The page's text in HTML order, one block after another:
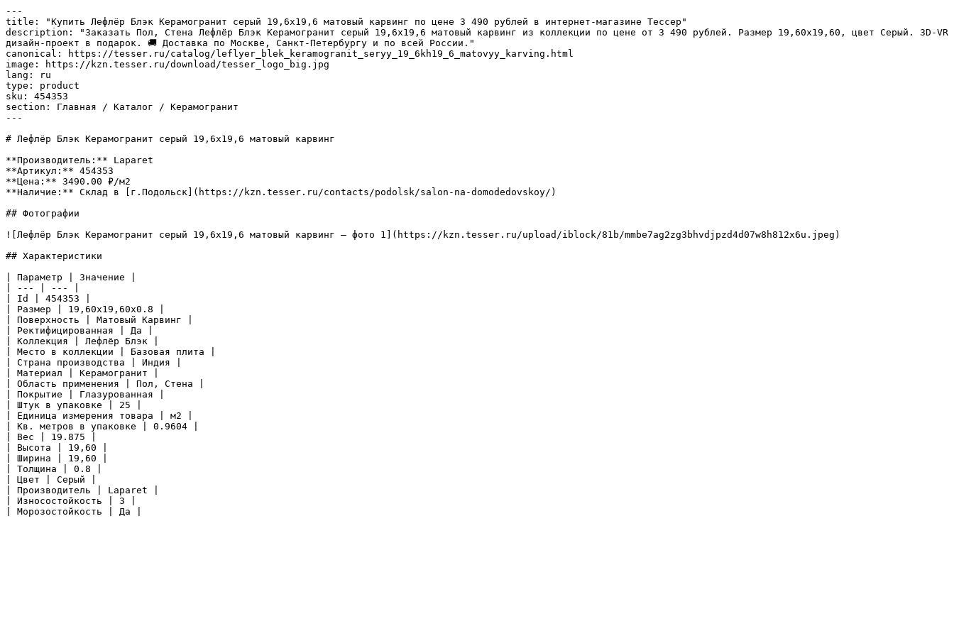
---
title: "Купить Лефлёр Блэк Керамогранит серый 19,6х19,6 матовый карвинг по цене 3 490 рублей в интернет-магазине Тессер"
description: "Заказать Пол, Стена Лефлёр Блэк Керамогранит серый 19,6х19,6 матовый карвинг из коллекции по цене от 3 490 рублей. Размер 19,60x19,60, цвет Серый. 3D-VR
дизайн-проект в подарок. 🚚 Доставка по Москве, Санкт-Петербургу и по всей России."
canonical: https://tesser.ru/catalog/leflyer_blek_keramogranit_seryy_19_6kh19_6_matovyy_karving.html
image: https://kzn.tesser.ru/download/tesser_logo_big.jpg
lang: ru
type: product
sku: 454353
section: Главная / Каталог / Керамогранит
---
# Лефлёр Блэк Керамогранит серый 19,6х19,6 матовый карвинг
**Производитель:** Laparet
**Артикул:** 454353
**Цена:** 3490.00 ₽/м2
**Наличие:** Склад в [г.Подольск](https://kzn.tesser.ru/contacts/podolsk/salon-na-domodedovskoy/)
## Фотографии
![Лефлёр Блэк Керамогранит серый 19,6х19,6 матовый карвинг — фото 1](https://kzn.tesser.ru/upload/iblock/81b/mmbe7ag2zg3bhvdjpzd4d07w8h812x6u.jpeg)
## Характеристики
| Параметр | Значение |
| --- | --- |
| Id | 454353 |
| Размер | 19,60x19,60x0.8 |
| Поверхность | Матовый Карвинг |
| Ректифицированная | Да |
| Коллекция | Лефлёр Блэк |
| Место в коллекции | Базовая плита |
| Страна производства | Индия |
| Материал | Керамогранит |
| Область применения | Пол, Стена |
| Покрытие | Глазурованная |
| Штук в упаковке | 25 |
| Единица измерения товара | м2 |
| Кв. метров в упаковке | 0.9604 |
| Вес | 19.875 |
| Высота | 19,60 |
| Ширина | 19,60 |
| Толщина | 0.8 |
| Цвет | Серый |
| Производитель | Laparet |
| Износостойкость | 3 |
| Морозостойкость | Да |